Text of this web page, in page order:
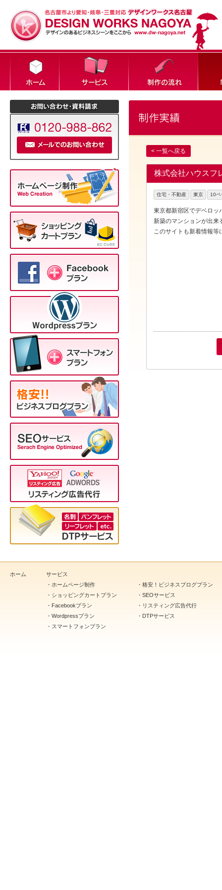
< 一覧へ戻る
株式会社ハウスフ
住宅・不動産 東京 10ペ
東京都新宿区でデベロッ
新築のマンションが出来
このサイトも新着情報等
ホーム
サービス
・ ホームページ制作
・ ショッピングカートプラン
・ Facebookプラン
・ Wordpressプラン
・ スマートフォンプラン
・ 格安！ビジネスブログプラン
・ SEOサービス
・ リスティング広告代行
・ DTPサービス